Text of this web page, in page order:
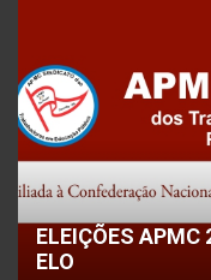
ELEIÇÕES APMC
ELO